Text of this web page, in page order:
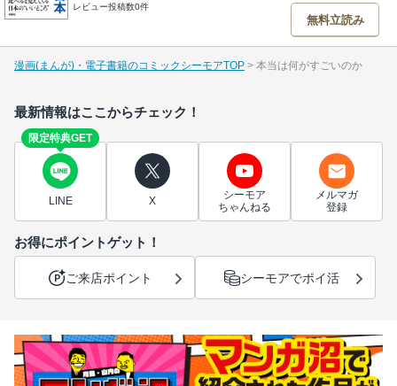
レビュー投稿数0件
無料立読み
漫画(まんが)・電子書籍のコミックシーモアTOP 本当は何がすごいのか
最新情報はここからチェック！
限定特典GET
LINE X
シーモア
ちゃんねる
メルマガ
登録
お得にポイントゲット！
ご来店ポイント シーモアでポイ活